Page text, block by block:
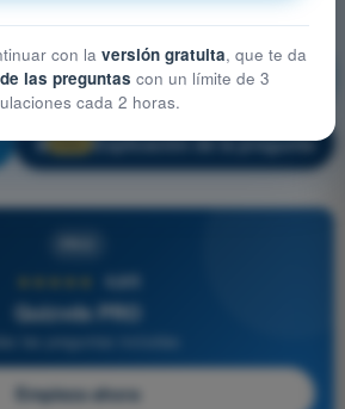
de la Aeronave -
🔒 PRO Explicación de la pregunta
4,6/5
Quizvds PRO
Empieza ahora
con la versión gratuita, que te da
las preguntas con un límite de 3
cada 2 horas.